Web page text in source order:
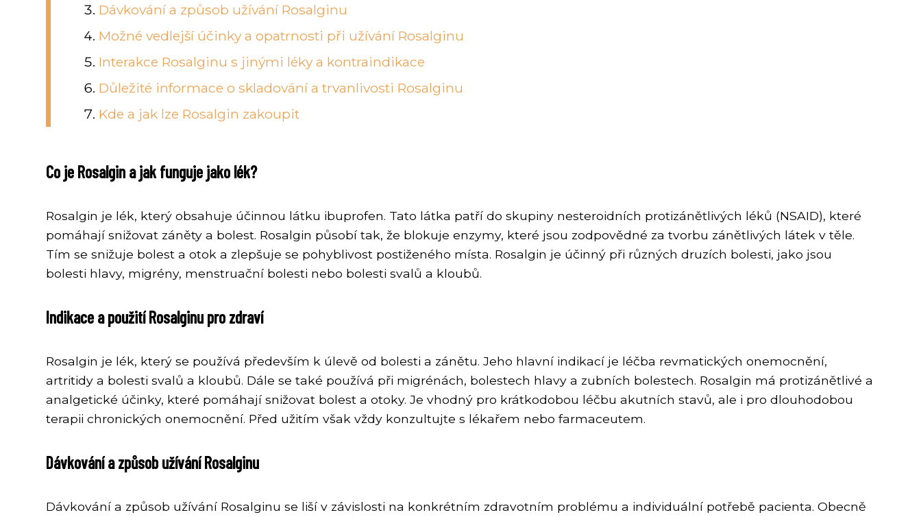
Dávkování a způsob užívání Rosalginu
Možné vedlejší účinky a opatrnosti při užívání Rosalginu
Interakce Rosalginu s jinými léky a kontraindikace
Důležité informace o skladování a trvanlivosti Rosalginu
Kde a jak lze Rosalgin zakoupit
Co je Rosalgin a jak funguje jako lék?
Rosalgin je lék, který obsahuje účinnou látku ibuprofen. Tato látka patří do skupiny nesteroidních protizánětlivých léků (NSAID), které
pomáhají snižovat záněty a bolest. Rosalgin působí tak, že blokuje enzymy, které jsou zodpovědné za tvorbu zánětlivých látek v těle.
Tím se snižuje bolest a otok a zlepšuje se pohyblivost postiženého místa. Rosalgin je účinný při různých druzích bolesti, jako jsou
bolesti hlavy, migrény, menstruační bolesti nebo bolesti svalů a kloubů.
Indikace a použití Rosalginu pro zdraví
Rosalgin je lék, který se používá především k úlevě od bolesti a zánětu. Jeho hlavní indikací je léčba revmatických onemocnění,
artritidy a bolesti svalů a kloubů. Dále se také používá při migrénách, bolestech hlavy a zubních bolestech. Rosalgin má protizánětlivé a
analgetické účinky, které pomáhají snižovat bolest a otoky. Je vhodný pro krátkodobou léčbu akutních stavů, ale i pro dlouhodobou
terapii chronických onemocnění. Před užitím však vždy konzultujte s lékařem nebo farmaceutem.
Dávkování a způsob užívání Rosalginu
Dávkování a způsob užívání Rosalginu se liší v závislosti na konkrétním zdravotním problému a individuální potřebě pacienta. Obecně